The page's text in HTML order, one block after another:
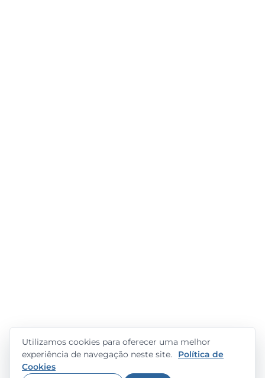
Utilizamos cookies para oferecer uma melhor
experiência de navegação neste site.
Política de
Cookies